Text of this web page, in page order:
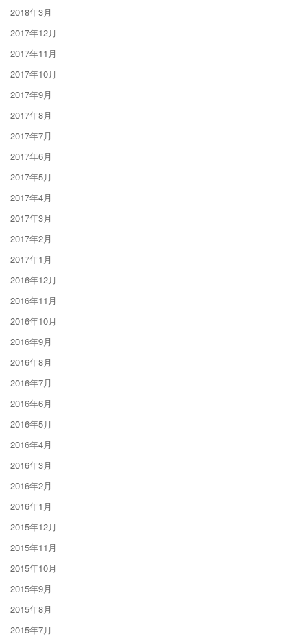
2018年3月
2017年12月
2017年11月
2017年10月
2017年9月
2017年8月
2017年7月
2017年6月
2017年5月
2017年4月
2017年3月
2017年2月
2017年1月
2016年12月
2016年11月
2016年10月
2016年9月
2016年8月
2016年7月
2016年6月
2016年5月
2016年4月
2016年3月
2016年2月
2016年1月
2015年12月
2015年11月
2015年10月
2015年9月
2015年8月
2015年7月